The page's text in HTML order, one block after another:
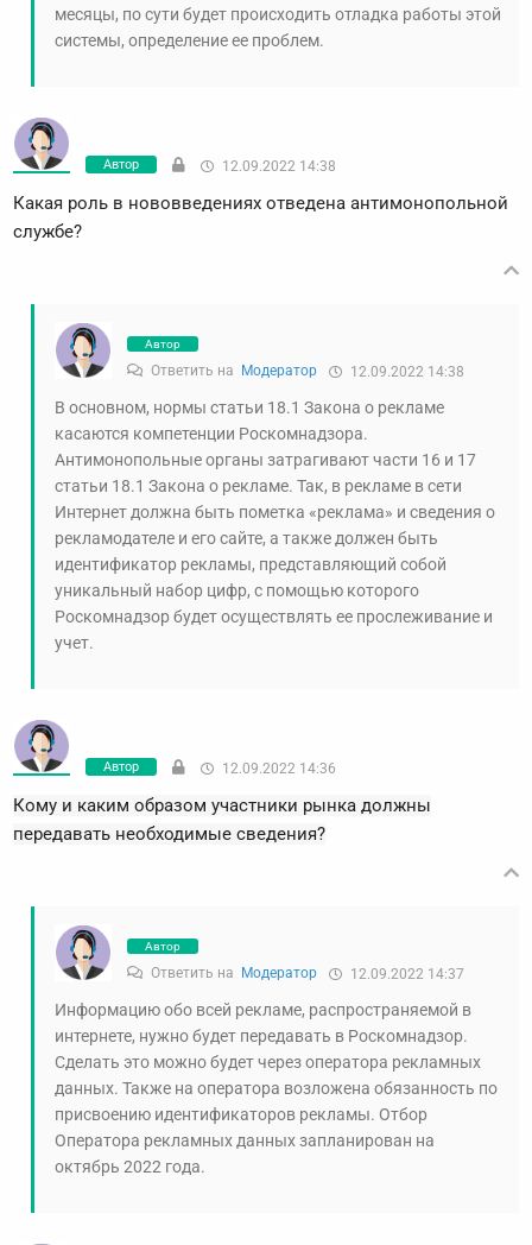
месяцы, по сути будет происходить отладка работы этой
системы, определение ее проблем.
Автор 12.09.2022 14:38
Какая роль в нововведениях отведена антимонопольной
службе?
Автор
Ответить на Модератор 12.09.2022 14:38
В основном, нормы статьи 18.1 Закона о рекламе
касаются компетенции Роскомнадзора.
Антимонопольные органы затрагивают части 16 и 17
статьи 18.1 Закона о рекламе. Так, в рекламе в сети
Интернет должна быть пометка «реклама» и сведения о
рекламодателе и его сайте, а также должен быть
идентификатор рекламы, представляющий собой
уникальный набор цифр, с помощью которого
Роскомнадзор будет осуществлять ее прослеживание и
учет.
Автор 12.09.2022 14:36
Кому и каким образом участники рынка должны
передавать необходимые сведения?
Автор
Ответить на Модератор 12.09.2022 14:37
Информацию обо всей рекламе, распространяемой в
интернете, нужно будет передавать в Роскомнадзор.
Сделать это можно будет через оператора рекламных
данных. Также на оператора возложена обязанность по
присвоению идентификаторов рекламы. Отбор
Оператора рекламных данных запланирован на
октябрь 2022 года.